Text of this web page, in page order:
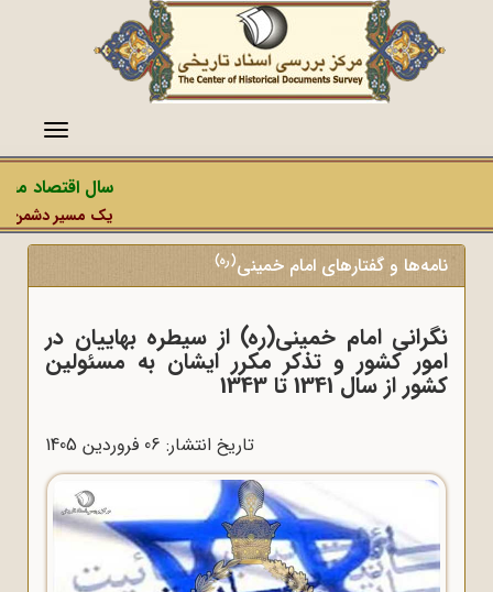
منو
سال اقتصاد
یک مسیر دشمن،
نامه‌ها و گفتارهای امام خمینی(ره)
نگرانی امام خمینی(ره) از سیطره بهاییان در
امور کشور و تذکر مکرر ایشان به مسئولین
کشور از سال 1341 تا 1343
تاریخ انتشار: 06 فروردين 1405